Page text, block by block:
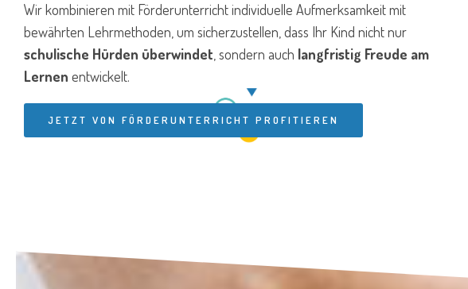
Wir kombinieren mit Förderunterricht individuelle Aufmerksamkeit mit
bewährten Lehrmethoden, um sicherzustellen, dass Ihr Kind nicht nur
schulische Hürden überwindet , sondern auch langfristig Freude am
Lernen entwickelt.
JETZT VON FÖRDERUNTERRICHT PROFITIEREN